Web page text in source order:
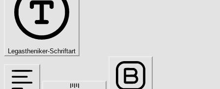
Legastheniker-Schriftart